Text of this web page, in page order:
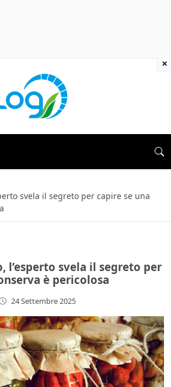
svela il segreto per capire se una
l’esperto svela il segreto per
è pericolosa
24 Settembre 2025
×